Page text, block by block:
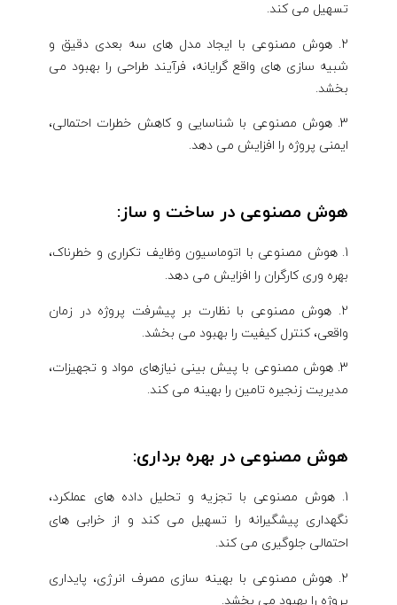
تسهیل می کند.
2. هوش مصنوعی با ایجاد مدل های سه بعدی دقیق و
شبیه سازی های واقع گرایانه، فرآیند طراحی را بهبود می
بخشد.
3. هوش مصنوعی با شناسایی و کاهش خطرات احتمالی،
ایمنی پروژه را افزایش می دهد.
هوش مصنوعی در ساخت و ساز:
هوش مصنوعی با اتوماسیون وظایف تکراری و خطرناک،
بهره وری کارگران را افزایش می دهد.
2. هوش مصنوعی با نظارت بر پیشرفت پروژه در زمان
واقعی، کنترل کیفیت را بهبود می بخشد.
3. هوش مصنوعی با پیش بینی نیازهای مواد و تجهیزات،
مدیریت زنجیره تامین را بهینه می کند.
هوش مصنوعی در بهره برداری:
هوش مصنوعی با تجزیه و تحلیل داده های عملکرد،
نگهداری پیشگیرانه را تسهیل می کند و از خرابی های
احتمالی جلوگیری می کند.
2. هوش مصنوعی با بهینه سازی مصرف انرژی، پایداری
پروژه را بهبود می بخشد.